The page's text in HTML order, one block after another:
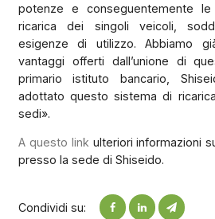
potenze e conseguentemente
ricarica dei singoli veicoli,
esigenze di utilizzo. Abbiamo
vantaggi offerti dall’unione di
primario istituto bancario,
adottato questo sistema di
sedi».
A questo link ulteriori informazioni
presso la sede di Shiseido.
Condividi su: